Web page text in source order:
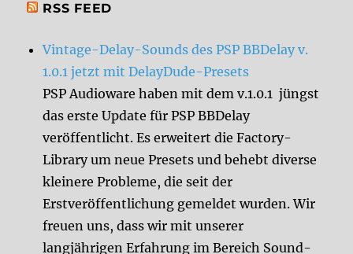
RSS FEED
Vintage-Delay-Sounds des PSP BBDelay v.
1.0.1 jetzt mit DelayDude-Presets
PSP Audioware haben mit dem v.1.0.1 jüngst
das erste Update für PSP BBDelay
veröffentlicht. Es erweitert die Factory-
Library um neue Presets und behebt diverse
kleinere Probleme, die seit der
Erstveröffentlichung gemeldet wurden. Wir
freuen uns, dass wir mit unserer
langjährigen Erfahrung im Bereich Sound-